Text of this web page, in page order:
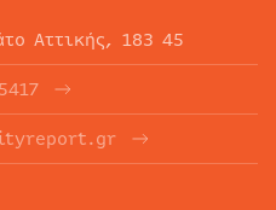
Αττικής, 183 45